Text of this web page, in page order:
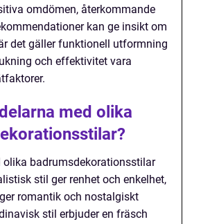
omdömen, återkommande
kan ge insikt om
det gäller funktionell utformning
och effektivitet vara
med olika
olika badrumsdekorationsstilar
stil ger renhet och enkelhet,
romantik och nostalgiskt
stil erbjuder en fräsch